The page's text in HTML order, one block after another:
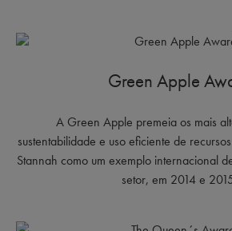
Green Apple
A Green Apple premeia os mais
sustentabilidade e uso eficiente de
Stannah como um exemplo internacional
setor, em 2014 e